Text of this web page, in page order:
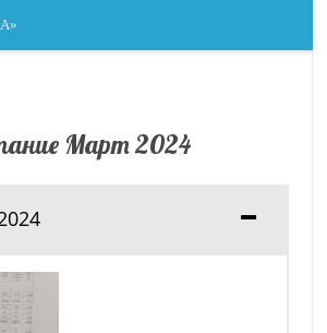
Март 2024